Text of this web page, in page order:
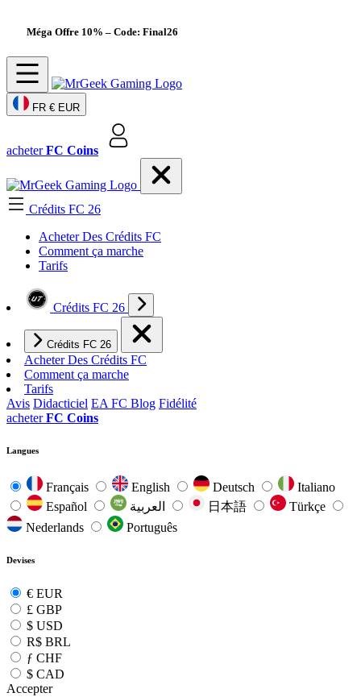
Méga Offre 10% – Code: Final26
FR € EUR
acheterFC Coins
Crédits FC 26
Acheter Des Crédits FC
Comment ça marche
Tarifs
Crédits FC 26
Crédits FC 26
Acheter Des Crédits FC
Comment ça marche
Tarifs
Avis Didacticiel EA FC Blog Fidélité
acheterFC Coins
Langues
Français English Deutsch
Italiano
Español
日本語
Türkçe
Nederlands
Português
Devises
€ EUR
£ GBP
$ USD
R$ BRL
ƒ CHF
$ CAD
Accepter